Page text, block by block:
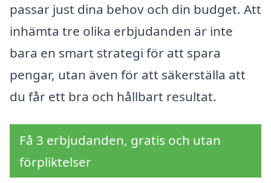
passar just dina behov och din budget. Att
inhämta tre olika erbjudanden är inte
bara en smart strategi för att spara
pengar, utan även för att säkerställa att
du får ett bra och hållbart resultat.
Få 3 erbjudanden, gratis och utan
förpliktelser